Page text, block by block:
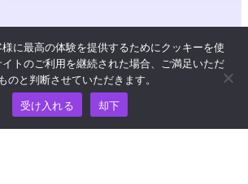
スに最高の体験を提供するためにクッキーを使
トのご利用を継続された場合、ご満足いただ
のと判断させていただきます。
受け入れる
却下